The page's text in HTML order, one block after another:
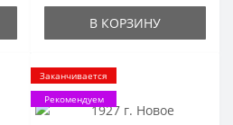
В КОРЗИНУ
Заканчивается
Рекомендуем